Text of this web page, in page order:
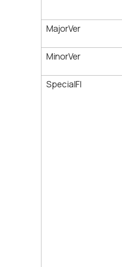
MajorVer
MinorVer
SpecialFl